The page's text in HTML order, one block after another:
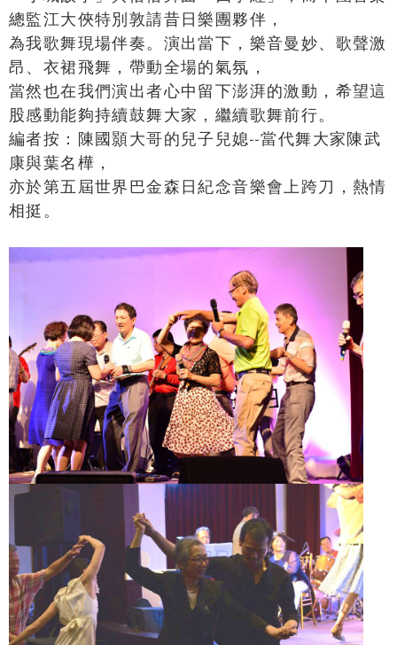
總監江大俠特別敦請昔日樂團夥伴，
為我歌舞現場伴奏。演出當下，樂音曼妙、歌聲激
昂、衣裙飛舞，帶動全場的氣氛，
當然也在我們演出者心中留下澎湃的激動，希望這
股感動能夠持續鼓舞大家，繼續歌舞前行。
編者按：陳國顥大哥的兒子兒媳--當代舞大家陳武
康與葉名樺，
亦於第五屆世界巴金森日紀念音樂會上跨刀，熱情
相挺。